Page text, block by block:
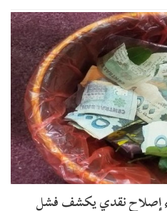
إصلاح نقدي يكشف فشل